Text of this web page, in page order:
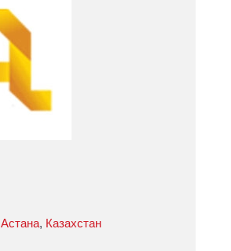
Астана, Казахстан